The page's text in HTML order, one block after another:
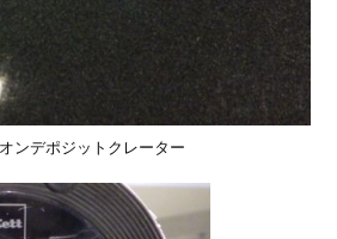
ンデポジットクレーター